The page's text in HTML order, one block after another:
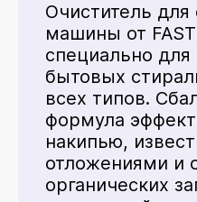
Очиститель для
машины от
специально для
бытовых
всех типов.
формула
накипью,
отложениями и
органических